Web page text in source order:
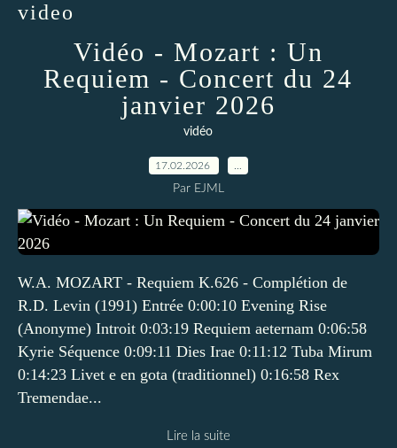
video
Vidéo - Mozart : Un
Requiem - Concert du 24
janvier 2026
vidéo
17.02.2026
Par EJML
W.A. MOZART - Requiem K.626 - Complétion de
R.D. Levin (1991) Entrée 0:00:10 Evening Rise
(Anonyme) Introit 0:03:19 Requiem aeternam 0:06:58
Kyrie Séquence 0:09:11 Dies Irae 0:11:12 Tuba Mirum
0:14:23 Livet e en gota (traditionnel) 0:16:58 Rex
Tremendae...
Lire la suite